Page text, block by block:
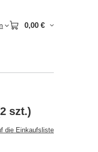
0,00 €
szt.)
die Einkaufsliste